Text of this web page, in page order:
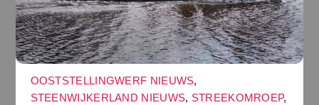
OOSTSTELLINGWERF NIEUWS,
STEENWIJKERLAND NIEUWS, STREEKOMROEP,